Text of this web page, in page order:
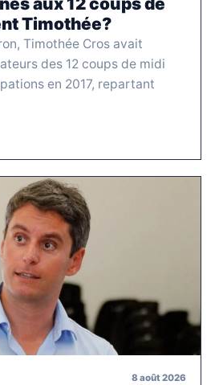
Timothée?
Timothée Cros avait
des 12 coups de midi
en 2017, repartant
8 août 2026